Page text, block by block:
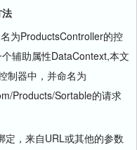
为ProductsController的控
辅助属性DataContext,本文
制器中，并命名为
Products/Sortable的请求
，来自URL或其他的参数